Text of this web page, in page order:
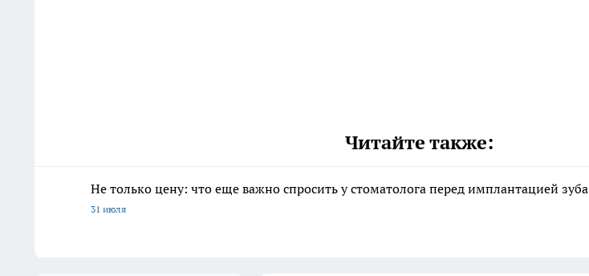
Читайте также:
Не только цену: что еще важно спросить у стоматолога перед имплантацией зуба
31 июля